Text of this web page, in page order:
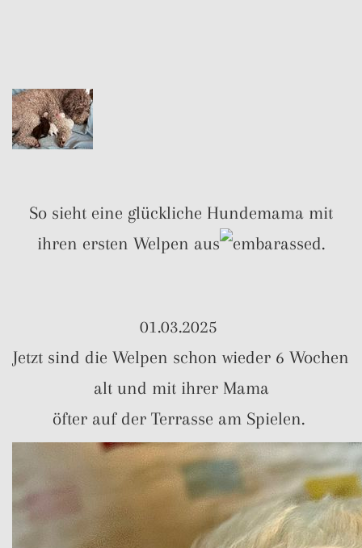
So sieht eine glückliche Hundemama mit
ihren ersten Welpen aus
.
01.03.2025
Jetzt sind die Welpen schon wieder 6 Wochen
alt und mit ihrer Mama
öfter auf der Terrasse am Spielen.